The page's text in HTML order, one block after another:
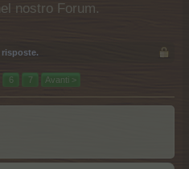
nostro Forum.
6 7 Avanti >